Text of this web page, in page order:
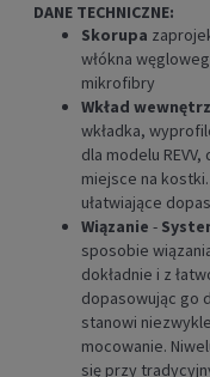
DANE TECHNICZNE:
Skorupa
włókna
mikrofibry
Wkład
wkładka, w
dla modelu
miejsce na
ułatwiające
Wiązanie -
sposobie
dokładnie i z
dopasowując go
stanowi
mocowanie.
się przy